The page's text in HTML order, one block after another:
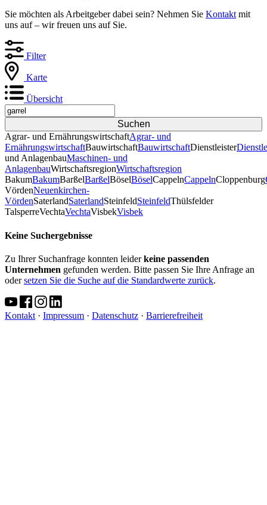
Sie möchten als Arbeitgeber dabei sein? Nehmen Sie Kontakt mit
uns auf – wir freuen uns auf Sie.
Filter
Karte
Übersicht
Agrar- und ErnährungswirtschaftAgrar- und
ErnährungswirtschaftBauwirtschaftBauwirtschaftDienstleister
und AnlagenbauMaschinen- und
AnlagenbauWirtschaftsregionWirtschaftsregion
BakumBakumBarßelBarßelBöselBöselCappelnCappelnCloppenburg
VördenNeuenkirchen-
VördenSaterlandSaterlandSteinfeldSteinfeldThülsfelder
TalsperreVechtaVechtaVisbekVisbek
Keine Suchergebnisse
Zu Ihrer Suchanfrage konnten leiderkeine passenden
Unternehmen gefunden werden. Bitte passen Sie Ihre Anfrage an
odersetzen Sie die Suche auf die Standardwerte zurück.
Kontakt · Impressum · Datenschutz · Barrierefreiheit